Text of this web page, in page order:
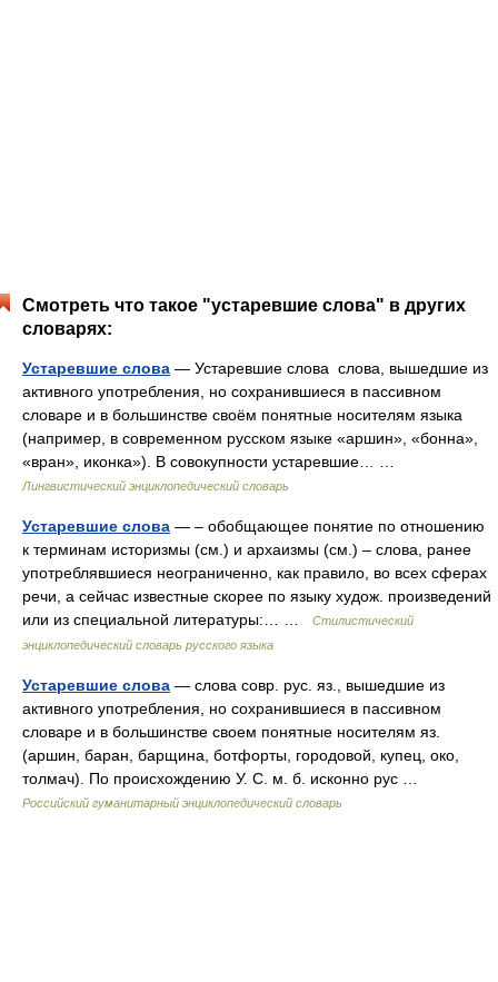
Смотреть что такое "устаревшие слова" в других
словарях:
Устаревшие слова — Устаревшие слова слова, вышедшие из
активного употребления, но сохранившиеся в пассивном
словаре и в большинстве своём понятные носителям языка
(например, в современном русском языке «аршин», «бонна»,
«вран», иконка»). В совокупности устаревшие… …
Лингвистический энциклопедический словарь
Устаревшие слова — – обобщающее понятие по отношению
к терминам историзмы (см.) и архаизмы (см.) – слова, ранее
употреблявшиеся неограниченно, как правило, во всех сферах
речи, а сейчас известные скорее по языку худож. произведений
или из специальной литературы:… …
Стилистический
энциклопедический словарь русского языка
Устаревшие слова — слова совр. рус. яз., вышедшие из
активного употребления, но сохранившиеся в пассивном
словаре и в большинстве своем понятные носителям яз.
(аршин, баран, барщина, ботфорты, городовой, купец, око,
толмач). По происхождению У. С. м. б. исконно рус …
Российский гуманитарный энциклопедический словарь